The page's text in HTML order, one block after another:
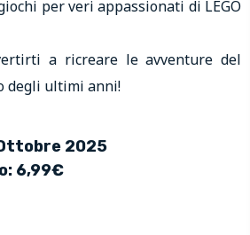
per veri appassionati di LEGO
a ricreare le avventure del
degli ultimi anni!
2025
6,99€